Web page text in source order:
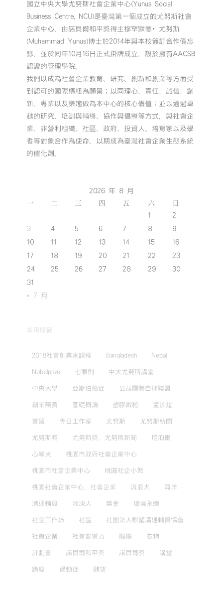
國立中央大學尤努斯社會企業中心(Yunus Social
Business Centre, NCU)是臺灣第一個成立的尤努斯社會
企業中心，由諾貝爾和平獎得主穆罕默德•尤努斯
(Muhammad Yunus)博士於2014年與本校簽訂合作備忘
錄，並於同年10月16日正式掛牌成立，設於擁有AACSB
認證的管理學院。
我們以成為社會企業教育、研究、創新和創業等方面受
到認可的國際樞紐為願景；以同理心、責任、誠信、創
新、專業以及樂趣做為本中心的核心價值；並以通過卓
越的研究、培訓與輔導、協作與倡導等方式，與社會企
業、非營利組織、社區、政府、投資人、培育家以及學
者等對象合作為使命，以期成為臺灣社會企業生態系統
的催化劑。
2026 年 8 月
一 二 三 四 五 六 日
1
2
3
4 5 6 7 8
9
10
11 12 13 14 15
16
17
18 19 20 21 22
23
24
25 26 27 28 29
30
31
« 7 月
常用標籤
2018社會創業家課程 Bangladesh Nepal
Nobelprize 七原則 中大尤努斯講堂
中央大學 亞斯伯格症 公益團體自律聯盟
創業競賽 基礎概論 塑膠微粒 孟加拉
實習 寺日工作室 尤努斯 尤努斯新聞
尤努斯獎 尤努斯獎，尤努斯新聞 尼泊爾
心輔犬 桃園市政府社會企業中心
桃園市社會企業中心 桃園社企小聚
桃園社會企業中心，社會企業 流浪犬 海洋
溝通輔具 漸凍人 獎金 環境永續
社企工作坊 社區 社團法人麒望溝通輔具協會
社會企業 社會影響力 腦傷 衣物
計劃書 諾貝爾和平獎 諾貝爾獎 講堂
講座 過動症 麒望